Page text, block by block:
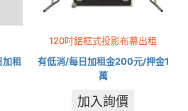
加租
120吋鋁框式投影布幕出租
有低消/每日加租金200元/押金1
萬
加入詢價